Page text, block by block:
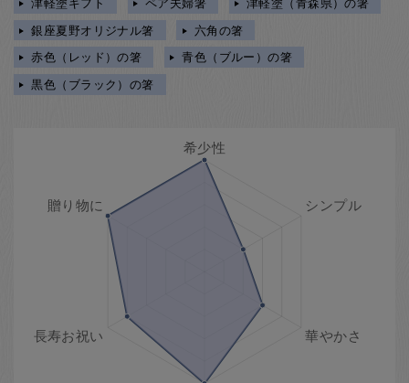
津軽塗ギフト
ペア夫婦箸
津軽塗（青森県）の箸
銀座夏野オリジナル箸
六角の箸
赤色（レッド）の箸
青色（ブルー）の箸
黒色（ブラック）の箸